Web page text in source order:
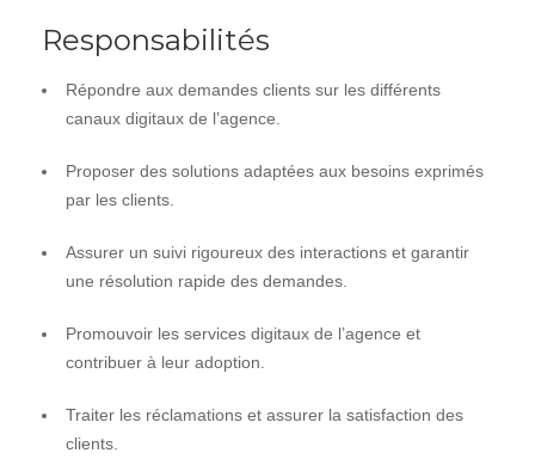
Responsabilités
Répondre aux demandes clients sur les différents
canaux digitaux de l’agence.
Proposer des solutions adaptées aux besoins exprimés
par les clients.
Assurer un suivi rigoureux des interactions et garantir
une résolution rapide des demandes.
Promouvoir les services digitaux de l’agence et
contribuer à leur adoption.
Traiter les réclamations et assurer la satisfaction des
clients.